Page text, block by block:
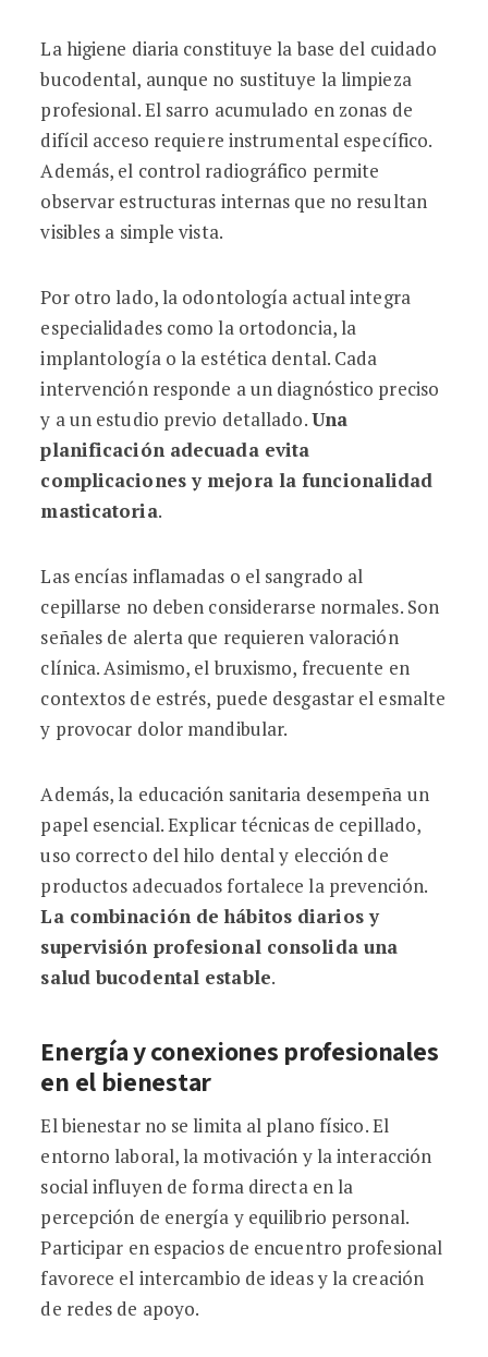
La higiene diaria constituye la base del cuidado
bucodental, aunque no sustituye la limpieza
profesional. El sarro acumulado en zonas de
difícil acceso requiere instrumental específico.
Además, el control radiográfico permite
observar estructuras internas que no resultan
visibles a simple vista.
Por otro lado, la odontología actual integra
especialidades como la ortodoncia, la
implantología o la estética dental. Cada
intervención responde a un diagnóstico preciso
y a un estudio previo detallado.Una
planificación adecuada evita
complicaciones y mejora la funcionalidad
masticatoria.
Las encías inflamadas o el sangrado al
cepillarse no deben considerarse normales. Son
señales de alerta que requieren valoración
clínica. Asimismo, el bruxismo, frecuente en
contextos de estrés, puede desgastar el esmalte
y provocar dolor mandibular.
Además, la educación sanitaria desempeña un
papel esencial. Explicar técnicas de cepillado,
uso correcto del hilo dental y elección de
productos adecuados fortalece la prevención.
La combinación de hábitos diarios y
supervisión profesional consolida una
salud bucodental estable.
Energía y conexiones profesionales
en el bienestar
El bienestar no se limita al plano físico. El
entorno laboral, la motivación y la interacción
social influyen de forma directa en la
percepción de energía y equilibrio personal.
Participar en espacios de encuentro profesional
favorece el intercambio de ideas y la creación
de redes de apoyo.